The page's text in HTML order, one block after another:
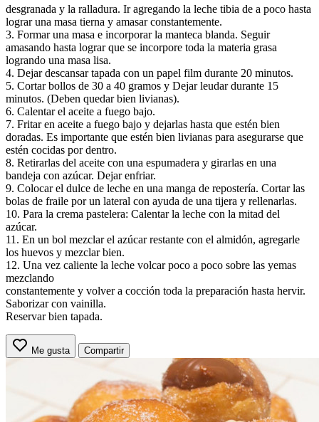
desgranada y la ralladura. Ir agregando la leche tibia de a poco hasta
lograr una masa tierna y amasar constantemente.
3. Formar una masa e incorporar la manteca blanda. Seguir
amasando hasta lograr que se incorpore toda la materia grasa
logrando una masa lisa.
4. Dejar descansar tapada con un papel film durante 20 minutos.
5. Cortar bollos de 30 a 40 gramos y Dejar leudar durante 15
minutos. (Deben quedar bien livianas).
6. Calentar el aceite a fuego bajo.
7. Fritar en aceite a fuego bajo y dejarlas hasta que estén bien
doradas. Es importante que estén bien livianas para asegurarse que
estén cocidas por dentro.
8. Retirarlas del aceite con una espumadera y girarlas en una
bandeja con azúcar. Dejar enfriar.
9. Colocar el dulce de leche en una manga de repostería. Cortar las
bolas de fraile por un lateral con ayuda de una tijera y rellenarlas.
10. Para la crema pastelera: Calentar la leche con la mitad del
azúcar.
11. En un bol mezclar el azúcar restante con el almidón, agregarle
los huevos y mezclar bien.
12. Una vez caliente la leche volcar poco a poco sobre las yemas
mezclando
constantemente y volver a cocción toda la preparación hasta hervir.
Saborizar con vainilla.
Reservar bien tapada.
Me gusta Compartir